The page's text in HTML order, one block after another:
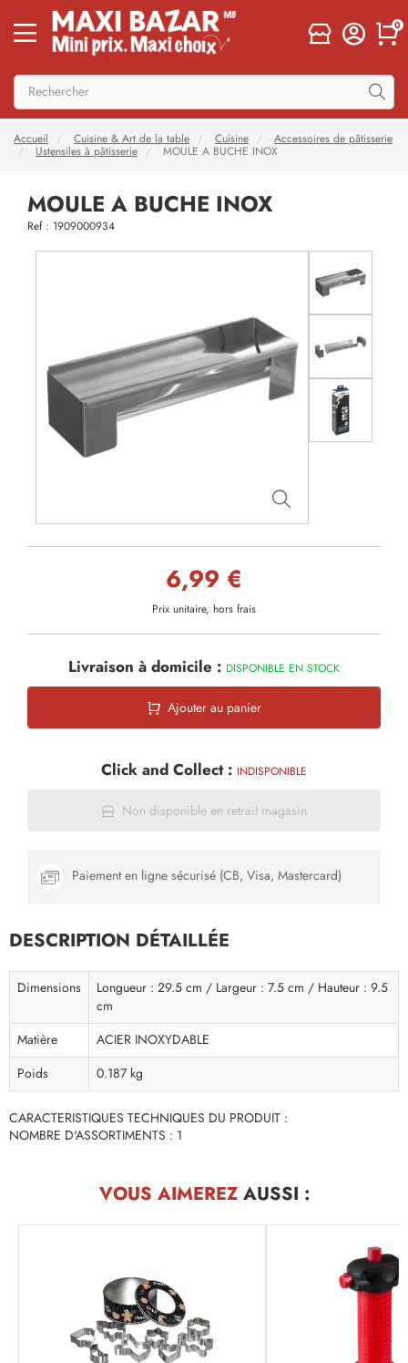
0
Accueil Cuisine & Art de la table Cuisine
Accessoires de pâtisserie
Ustensiles à pâtisserie
MOULE A BUCHE INOX
MOULE A BUCHE INOX
Ref : 1909000934
6,99 €
Prix unitaire, hors frais
Livraison à domicile : DISPONIBLE EN STOCK
Ajouter au panier
Click and Collect : INDISPONIBLE
Non disponible en retrait magasin
Paiement en ligne sécurisé (CB, Visa, Mastercard)
DESCRIPTION DÉTAILLÉE
Dimensions
Longueur : 29.5 cm / Largeur : 7.5 cm / Hauteur : 9.5
cm
Matière
ACIER INOXYDABLE
Poids
0.187 kg
CARACTERISTIQUES TECHNIQUES DU PRODUIT :
NOMBRE D'ASSORTIMENTS : 1
VOUS AIMEREZAUSSI :